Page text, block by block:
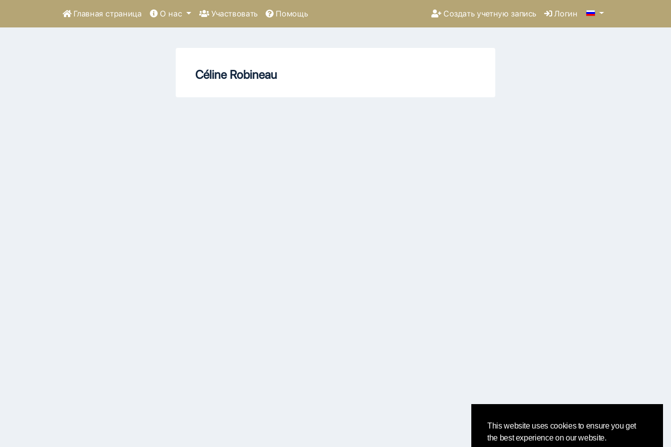
This website uses cookies to ensure you get
the best experience on our website.
Главная страница О нас Участвовать Помощь Создать учетную запись Логин
Céline Robineau